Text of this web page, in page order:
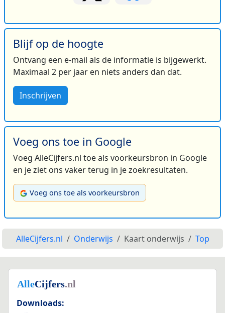
Blijf op de hoogte
Ontvang een e-mail als de informatie is bijgewerkt.
Maximaal 2 per jaar en niets anders dan dat.
Inschrijven
Voeg ons toe in Google
Voeg AlleCijfers.nl toe als voorkeursbron in Google
en je ziet ons vaker terug in je zoekresultaten.
Voeg ons toe als voorkeursbron
AlleCijfers.nl Onderwijs Kaart onderwijs Top
Downloads: